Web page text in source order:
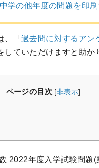
学の他年度の問題を印刷
、「 過去問に対するアン
していただけますと助か
ページの目次 [非表示]
2022年度入学試験問題(